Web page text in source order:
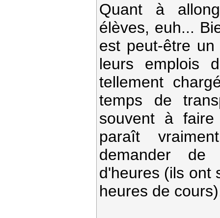
Quant à
élèves, euh...
est peut-être
leurs emplois
tellement
temps de
souvent à
paraît
demander
d'heures (ils ont
heures de